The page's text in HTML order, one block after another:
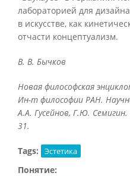
лабораторией для
в искусстве, как
отчасти концептуализм.
В. В. Бычков
Новая философская
Ин-т философии РАН.
А.А. Гусейнов, Г.Ю.
31.
Tags: Эстетика
Понятие: